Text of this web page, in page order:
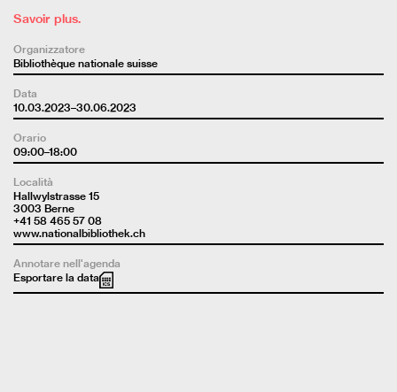
Savoir plus.
Organizzatore
Bibliothèque nationale suisse
Data
10.03.2023–30.06.2023
Orario
09:00–18:00
Località
Hallwylstrasse 15
3003 Berne
+41 58 465 57 08
www.nationalbibliothek.ch
Annotare nell'agenda
Esportare la data